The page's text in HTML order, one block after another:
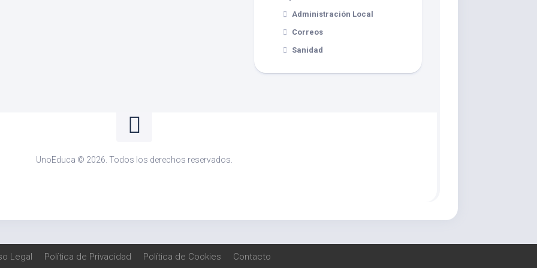
Administración Local
Correos
Sanidad
UnoEduca © 2026. Todos los derechos reservados.
Legal Política de Privacidad Política de Cookies Contacto